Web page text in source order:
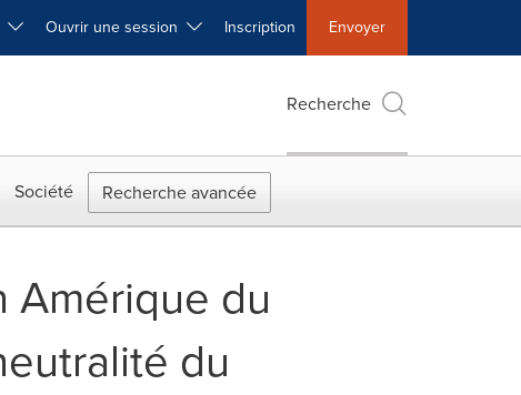
Ouvrir une session Inscription Envoyer
Recherche
Société Recherche avancée
Amérique du
du